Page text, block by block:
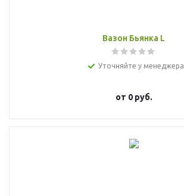
Вазон Бьянка L
Уточняйте у менеджера
от 0 руб.